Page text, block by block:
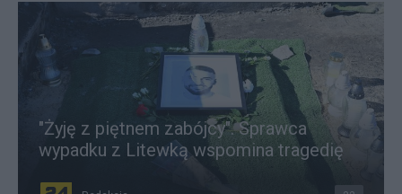
"Żyję z piętnem zabójcy". Sprawca
wypadku z Litewką wspomina tragedię